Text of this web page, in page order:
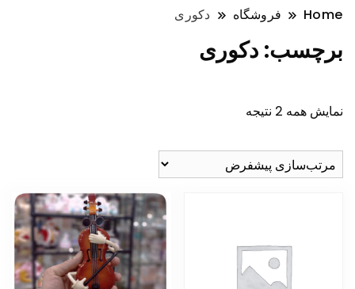
Home فروشگاه دکوری
برچسب: دکوری
نمایش همه 2 نتیجه